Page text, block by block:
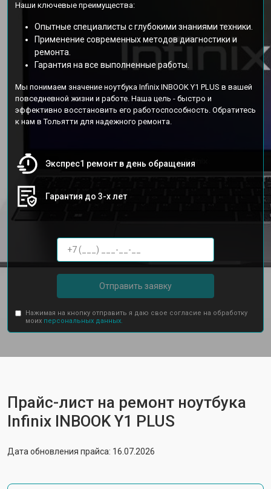
Наши ключевые преимущества:
Опытные специалисты с глубокими знаниями техники.
Применение современных методов диагностики и
ремонта.
Гарантия на все выполненные работы.
Мы понимаем значение ноутбука Infinix INBOOK Y1 PLUS в вашей
повседневной жизни и работе. Наша цель - быстро и
эффективно восстановить его работоспособность. Обратитесь
к нам в Тольятти для надежного ремонта.
Экспрес1 ремонт в день обращения
Гарантия до 3-х лет
Отправить заявку
Нажимая на кнопку отправить я даю свое согласие на обработку
моих персональных данных.
Прайс-лист на ремонт ноутбука
Infinix INBOOK Y1 PLUS
Дата обновления прайса: 16.07.2026